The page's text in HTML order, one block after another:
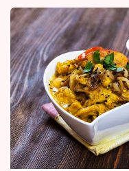
Celebrity
Vztahy
Seriály
Horoskopy
Sledujte prima+